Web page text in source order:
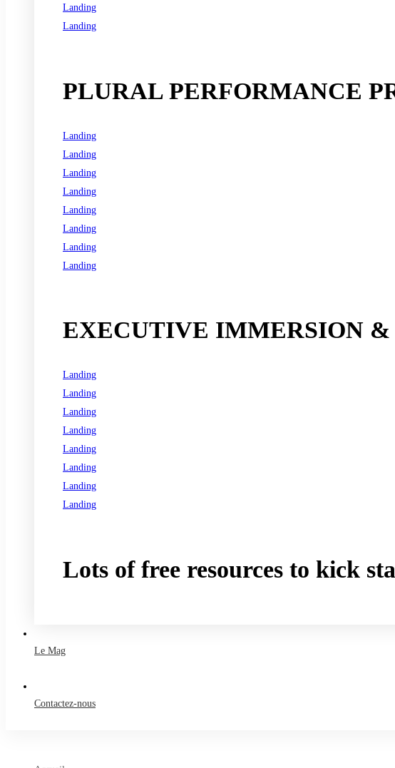
Landing
Landing
PLURAL PERFORMANCE
Landing
Landing
Landing
Landing
Landing
Landing
Landing
Landing
EXECUTIVE IMMERSION
Landing
Landing
Landing
Landing
Landing
Landing
Landing
Landing
Lots of free resources to kick
Le Mag
Contactez-nous